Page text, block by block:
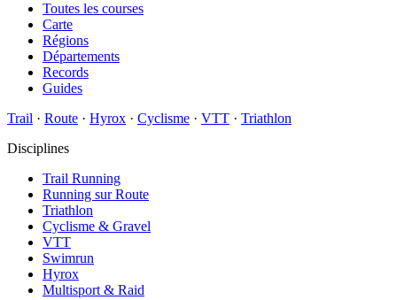
Toutes les courses
Carte
Régions
Départements
Records
Guides
Trail · Route · Hyrox · Cyclisme · VTT · Triathlon
Disciplines
Trail Running
Running sur Route
Triathlon
Cyclisme & Gravel
VTT
Swimrun
Hyrox
Multisport & Raid